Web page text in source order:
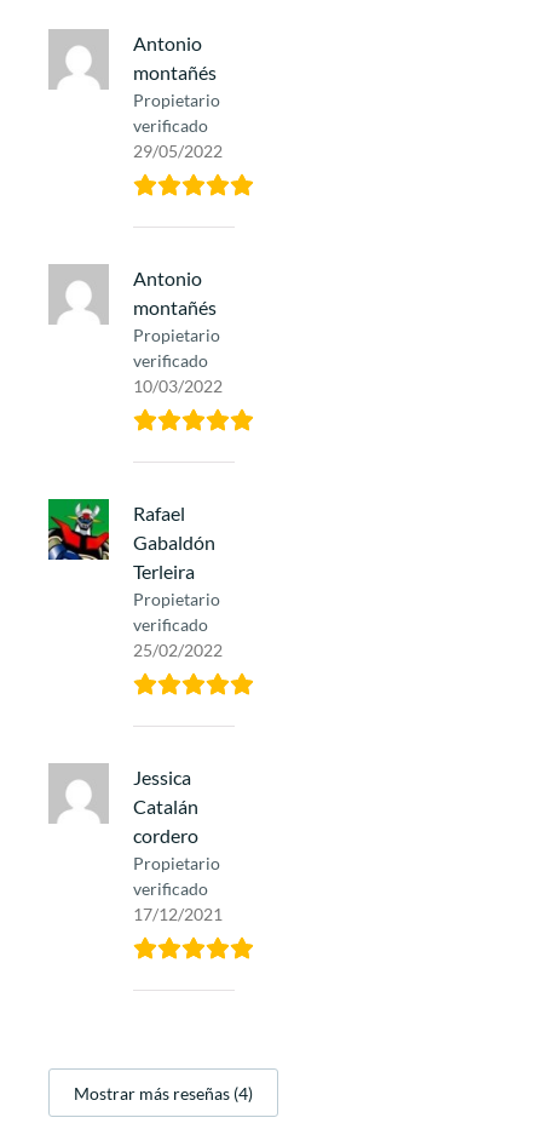
Antonio
montañés
Propietario
verificado
29/05/2022
Antonio
montañés
Propietario
verificado
10/03/2022
Rafael
Gabaldón
Terleira
Propietario
verificado
25/02/2022
Jessica
Catalán
cordero
Propietario
verificado
17/12/2021
Mostrar más reseñas (4)